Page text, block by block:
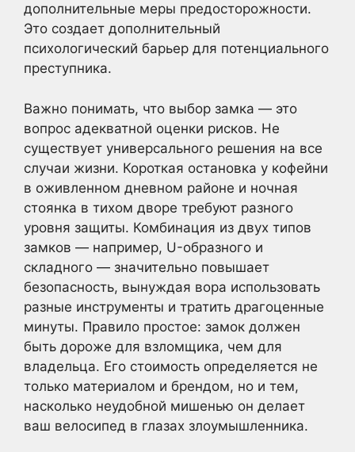
дополнительные меры предосторожности.
Это создает дополнительный
психологический барьер для потенциального
преступника.
Важно понимать, что выбор замка — это
вопрос адекватной оценки рисков. Не
существует универсального решения на все
случаи жизни. Короткая остановка у кофейни
в оживленном дневном районе и ночная
стоянка в тихом дворе требуют разного
уровня защиты. Комбинация из двух типов
замков — например, U-образного и
складного — значительно повышает
безопасность, вынуждая вора использовать
разные инструменты и тратить драгоценные
минуты. Правило простое: замок должен
быть дороже для взломщика, чем для
владельца. Его стоимость определяется не
только материалом и брендом, но и тем,
насколько неудобной мишенью он делает
ваш велосипед в глазах злоумышленника.